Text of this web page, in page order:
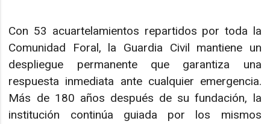
Con 53 acuartelamientos repartidos por toda la
Comunidad Foral, la Guardia Civil mantiene un
despliegue permanente que garantiza una
respuesta inmediata ante cualquier emergencia.
Más de 180 años después de su fundación, la
institución continúa guiada por los mismos